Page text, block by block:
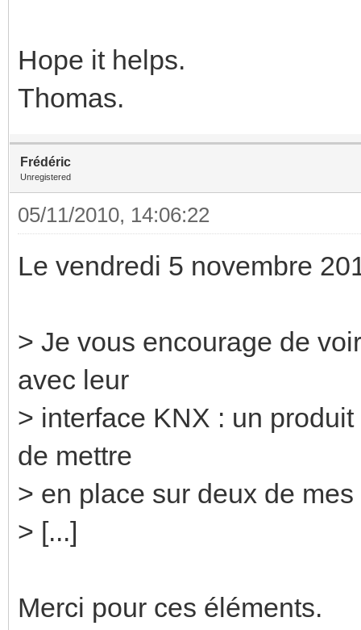
Hope it helps.
Thomas.
Frédéric
Unregistered
05/11/2010, 14:06:22
Le vendredi 5 novembre
> Je vous encourage de
avec leur
> interface KNX : un
de mettre
> en place sur deux de
> [...]
Merci pour ces éléments.